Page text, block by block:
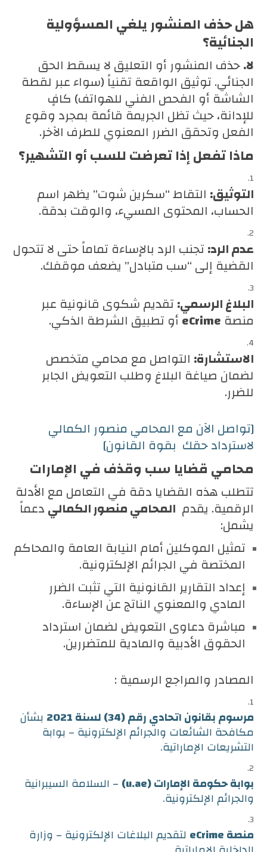
هل حذف المنشور يلغي المسؤولية
الجنائية؟
لا.حذف المنشور أو التعليق لا يسقط الحق
الجنائي. توثيق الواقعة تقنياً (سواء عبر لقطة
الشاشة أو الفحص الفني للهواتف) كافٍ
للإدانة، حيث تظل الجريمة قائمة بمجرد وقوع
الفعل وتحقق الضرر المعنوي للطرف الآخر.
ماذا تفعل إذا تعرضت للسب أو التشهير؟
التوثيق: التقاط “سكرين شوت” يظهر اسم
الحساب، المحتوى المسيء، والوقت بدقة.
عدم الرد:تجنب الرد بالإساءة تماماً حتى لا تتحول
القضية إلى “سب متبادل” يضعف موقفك.
البلاغ الرسمي:تقديم شكوى قانونية عبر
منصة eCrimeأو تطبيق الشرطة الذكي.
الاستشارة: التواصل مع محامي متخصص
لضمان صياغة البلاغ وطلب التعويض الجابر
للضرر.
[تواصل الآن مع المحامي منصور الكمالي
لاسترداد حقك بقوة القانون]
محامي قضايا سب وقذف في الإمارات
تتطلب هذه القضايا دقة في التعامل مع الأدلة
الرقمية. يقدم المحامي منصور الكماليدعماً
يشمل:
تمثيل الموكلين أمام النيابة العامة والمحاكم
المختصة في الجرائم الإلكترونية.
إعداد التقارير القانونية التي تثبت الضرر
المادي والمعنوي الناتج عن الإساءة.
مباشرة دعاوى التعويض لضمان استرداد
الحقوق الأدبية والمادية للمتضررين.
المصادر والمراجع الرسمية :
مرسوم بقانون اتحادي رقم (34) لسنة 2021 بشأن
مكافحة الشائعات والجرائم الإلكترونية – بوابة
التشريعات الإماراتية.
بوابة حكومة الإمارات (u.ae)
– السلامة السيبرانية
والجرائم الإلكترونية.
منصة eCrime
لتقديم البلاغات الإلكترونية – وزارة